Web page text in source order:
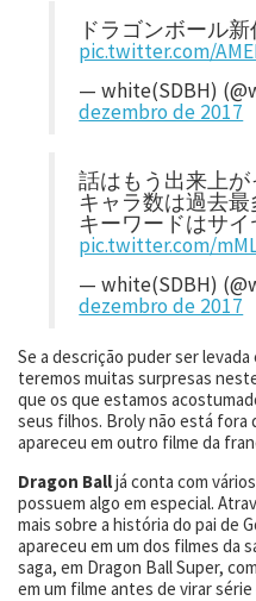
ドラゴンボール新
pic.twitter.com/
— white(SDBH)
dezembro de 2017
話はもう出来上が
キャラ数は過去最
キーワードはサイ
pic.twitter.com/
— white(SDBH)
dezembro de 2017
Se a descrição puder ser
teremos muitas surpresas
que os que estamos
seus filhos. Broly não está fora
apareceu em outro filme da
Dragon Balljá conta com
possuem algo em especial.
mais sobre a história do pai de
apareceu em um dos filmes da
saga, em Dragon Ball Super,
em um filme antes de virar série